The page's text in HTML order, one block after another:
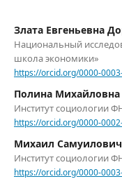
Злата Евгеньевна
Национальный
школа экономики»
https://orcid.org/0000-
Полина
Институт социологии
https://orcid.org/0000-
Михаил
Институт социологии
https://orcid.org/0000-